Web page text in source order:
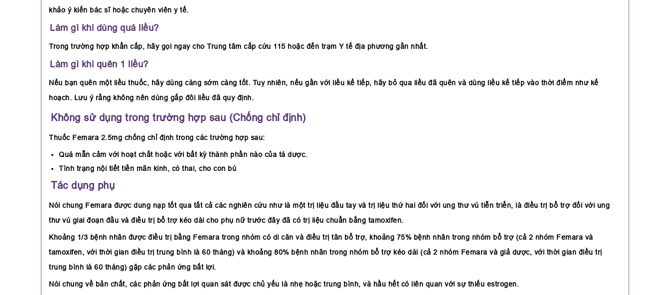
khảo ý kiến bác sĩ hoặc chuyên viên y tế.
Làm gì khi dùng quá liều?
Trong trường hợp khẩn cấp, hãy gọi ngay cho Trung tâm cấp cứu 115 hoặc đến trạm Y tế địa phương gần nhất.
Làm gì khi quên 1 liều?
Nếu bạn quên một liều thuốc, hãy dùng càng sớm càng tốt. Tuy nhiên, nếu gần với liều kế tiếp, hãy bỏ qua liều đã quên và dùng liều kế tiếp vào thời điểm như kế
hoạch. Lưu ý rằng không nên dùng gấp đôi liều đã quy định.
Không sử dụng trong trường hợp sau (Chống chỉ định)
Thuốc Femara 2.5mg chống chỉ định trong các trường hợp sau:
Quá mẫn cảm với hoạt chất hoặc với bất kỳ thành phần nào của tá dược.
Tình trạng nội tiết tiền mãn kinh, có thai, cho con bú
Tác dụng phụ
Nói chung Femara được dung nạp tốt qua tất cả các nghiên cứu như là một trị liệu đầu tay và trị liệu thứ hai đối với ung thư vú tiễn triển, là điều trị bổ trợ đối với ung
thư vú giai đoạn đầu và điều trị bổ trợ kéo dài cho phụ nữ trước đây đã có trị liệu chuẩn bằng tamoxifen.
Khoảng 1/3 bệnh nhân được điều trị bằng Femara trong nhóm có di căn và điều trị tân bổ trợ, khoảng 75% bệnh nhân trong nhóm bổ trợ (cả 2 nhóm Femara và
tamoxifen, với thời gian điều trị trung bình là 60 tháng) và khoảng 80% bệnh nhân trong nhóm bổ trợ kéo dài (cả 2 nhóm Femara và giả dược, với thời gian điều trị
trung bình là 60 tháng) gặp các phản ứng bất lợi.
Nói chung về bản chất, các phản ứng bất lợi quan sát được chủ yếu là nhẹ hoặc trung bình, và hầu hết có liên quan với sự thiếu estrogen.